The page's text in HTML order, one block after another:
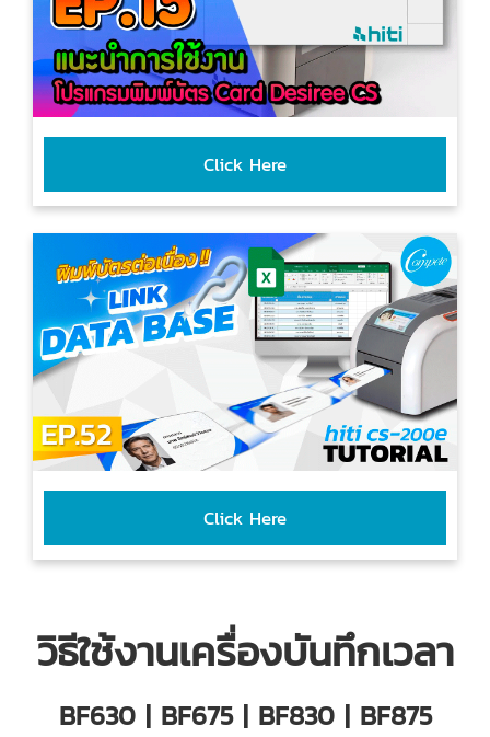
Click Here
Click Here
วิธีใช้งานเครื่องบันทึกเวลา
BF630 | BF675 | BF830 | BF875